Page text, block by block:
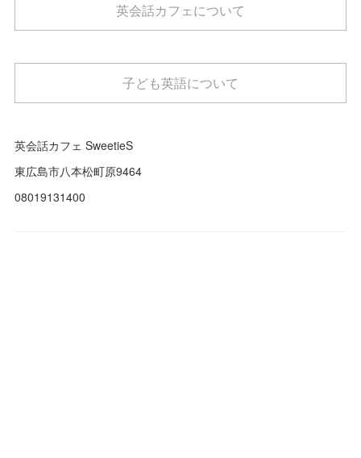
英会話カフェについて
子ども英語について
英会話カフェ SweetieS
東広島市八本松町原9464
08019131400